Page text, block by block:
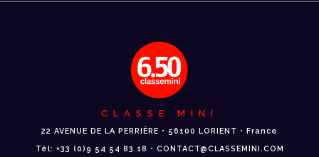
CLASSE MINI
22 AVENUE DE LA PERRIÈRE • 56100 LORIENT • France
Tél: +33 (0)9 54 54 83 18 • CONTACT@CLASSEMINI.COM